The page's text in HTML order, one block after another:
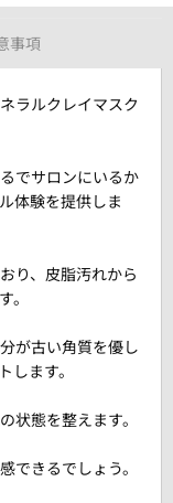
事項
ラルクレイマスク
でサロンにいるか
体験を提供しま
り、皮脂汚れから
。
が古い角質を優し
します。
状態を整えます。
できるでしょう。